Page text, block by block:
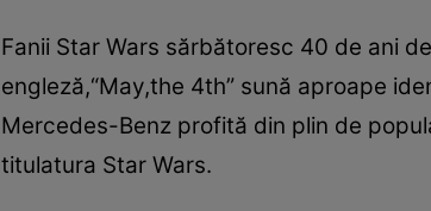
Fanii Star Wars sărbătoresc 40 de ani
engleză,“May,the 4th” sună aproape
Mercedes-Benz profită din plin de
titulatura Star Wars.